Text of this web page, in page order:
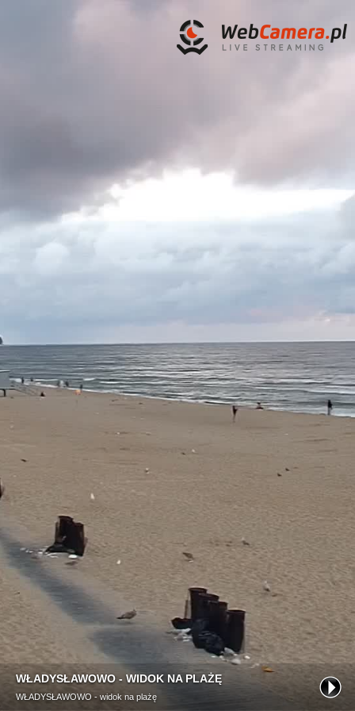
WŁADYSŁAWOWO - WIDOK NA PLAŻĘ
WŁADYSŁAWOWO - widok na plażę